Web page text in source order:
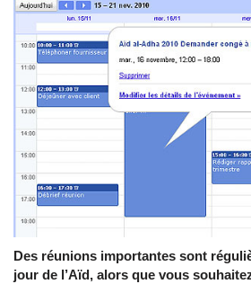
Des réunions importantes sont
jour de l’Aïd, alors que vous